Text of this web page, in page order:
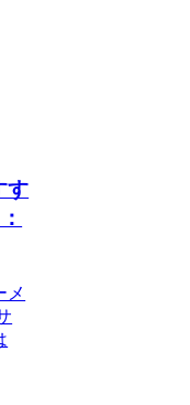
す
メ